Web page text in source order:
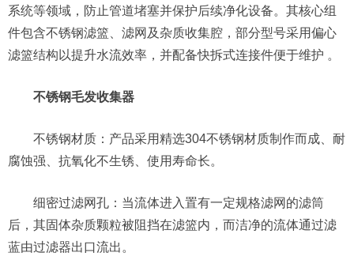
系统等领域，防止管道堵塞并保护后续净化设备。其核心组
件包含不锈钢滤篮、滤网及杂质收集腔，部分型号采用偏心
滤篮结构以提升水流效率，并配备快拆式连接件便于维护 。
不锈钢毛发收集器
不锈钢材质：产品采用精选304不锈钢材质制作而成、耐
腐蚀强、抗氧化不生锈、使用寿命长。
细密过滤网孔：当流体进入置有一定规格滤网的滤筒
后，其固体杂质颗粒被阻挡在滤篮内，而洁净的流体通过滤
蓝由过滤器出口流出。